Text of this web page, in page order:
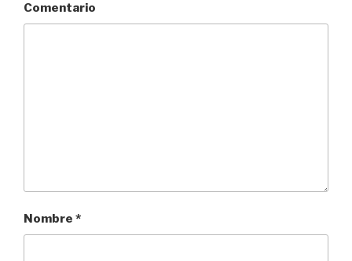
Comentario
Nombre *